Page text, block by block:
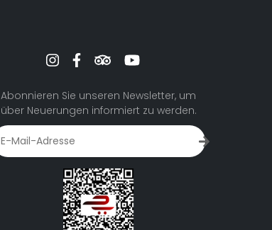
Abonnieren Sie unseren Newsletter, um
über Neuerungen informiert zu werden.